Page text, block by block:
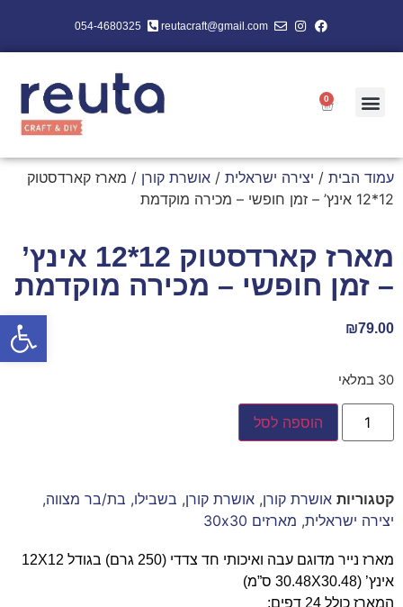
פתח
reutacraft@gmail.com
054-4680325
0
עמוד הבית / יצירה ישראלית / אושרת קורן / מארז קארדסטוק
12*12 אינץ’ – זמן חופשי – מכירה מוקדמת
מארז קארדסטוק 12*12 אינץ’
– זמן חופשי – מכירה מוקדמת
₪79.00
30 במלאי
הוספה לסל
קטגוריות אושרת קורן, אושרת קורן, בשבילו, בת/בר מצווה,
יצירה ישראלית, מארזים 30x30
מארז נייר מדוגם עבה ואיכותי חד צדדי (250 גרם) בגודל 12X12
אינץ’ (30.48X30.48 ס”מ)
המארז כולל 24 דפים: